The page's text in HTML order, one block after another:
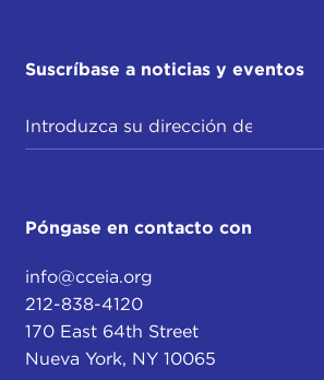
Suscríbase a noticias y eventos
Póngase en contacto con
info@cceia.org
212-838-4120
170 East 64th Street
Nueva York, NY 10065